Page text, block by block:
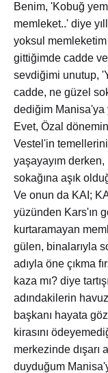
Benim, 'Kobuğ
memleket..' diye
yoksul
gittiğimde cadde
sevdiğimi unutup,
cadde, ne güzel
dediğim Manisa'ya
Evet, Özal
Vestel'in temellerini
yaşayayım derken,
sokağına aşık
Ve onun da KAI;
yüzünden Kars'ın
kurtaramayan
gülen, binalarıyla
adıyla öne çıkma
kaza mı? diye
adındakilerin
başkanı hayata
kirasını
merkezinde dışarı
duyduğum